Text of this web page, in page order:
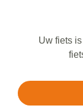
Uw fiets